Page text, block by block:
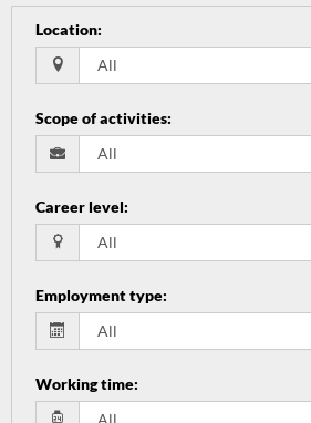
Location:
Scope of activities:
Career level:
Employment type:
Working time: